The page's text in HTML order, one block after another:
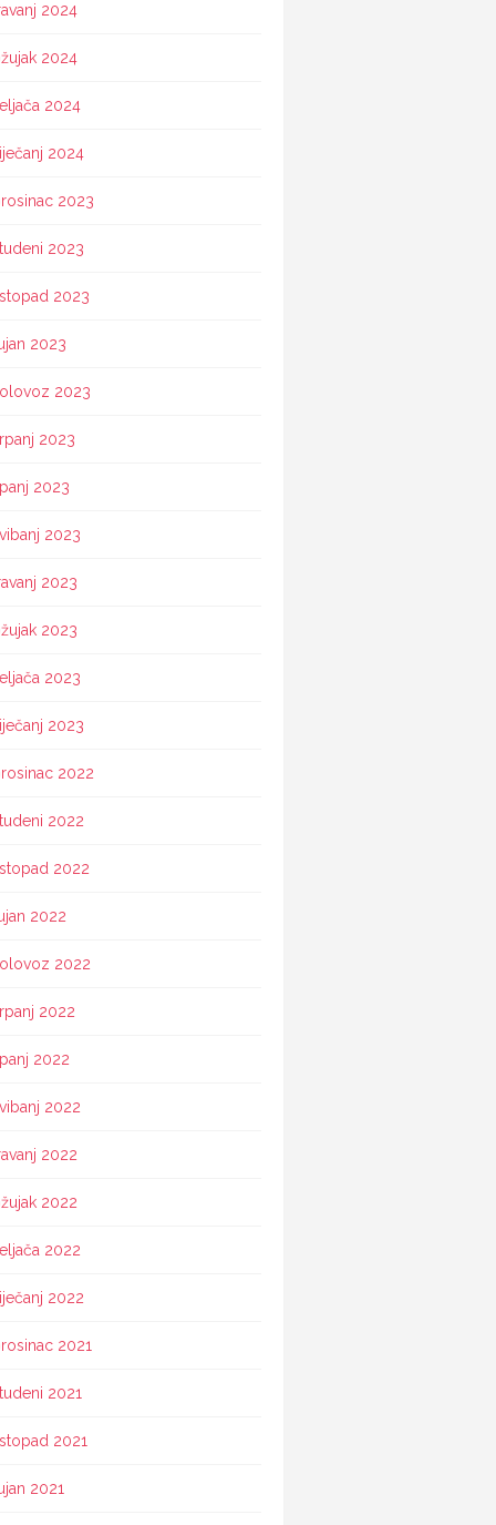
2024
2024
2024
2024
2023
2023
2023
2023
2023
2023
2023
2023
2023
2023
2023
2023
2022
2022
2022
2022
2022
2022
2022
2022
2022
2022
2022
2022
2021
2021
2021
2021